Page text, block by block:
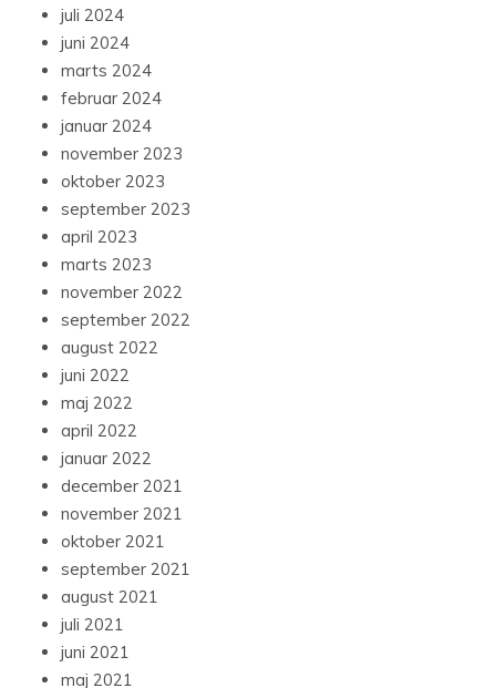
juli 2024
juni 2024
marts 2024
februar 2024
januar 2024
november 2023
oktober 2023
september 2023
april 2023
marts 2023
november 2022
september 2022
august 2022
juni 2022
maj 2022
april 2022
januar 2022
december 2021
november 2021
oktober 2021
september 2021
august 2021
juli 2021
juni 2021
maj 2021